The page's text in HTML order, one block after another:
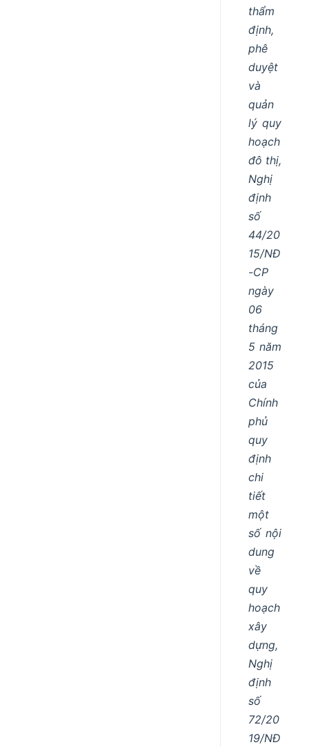
thẩm
định,
phê
duyệt
và
quản
lý quy
hoạch
đô thị,
Nghị
định
số
44/20
15/NĐ
-CP
ngày
06
tháng
5 năm
2015
của
Chính
phủ
quy
định
chi
tiết
một
số nội
dung
về
quy
hoạch
xây
dựng,
Nghị
định
số
72/20
19/NĐ